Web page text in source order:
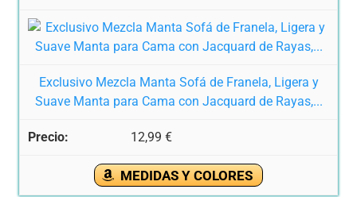
Exclusivo Mezcla Manta Sofá de Franela, Ligera y
Suave Manta para Cama con Jacquard de Rayas,...
12,99 €
MEDIDAS Y COLORES